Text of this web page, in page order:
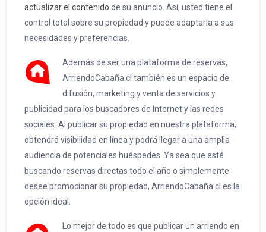
actualizar el contenido de su anuncio. Así, usted tiene el
control total sobre su propiedad y puede adaptarla a sus
necesidades y preferencias.
Además de ser una plataforma de reservas,
ArriendoCabaña.cl también es un espacio de
difusión, marketing y venta de servicios y
publicidad para los buscadores de Internet y las redes
sociales. Al publicar su propiedad en nuestra plataforma,
obtendrá visibilidad en línea y podrá llegar a una amplia
audiencia de potenciales huéspedes. Ya sea que esté
buscando reservas directas todo el año o simplemente
desee promocionar su propiedad, ArriendoCabaña.cl es la
opción ideal.
Lo mejor de todo es que publicar un arriendo en